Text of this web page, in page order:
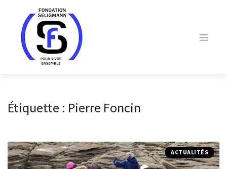
Étiquette : Pierre Foncin
ACTUALITÉS